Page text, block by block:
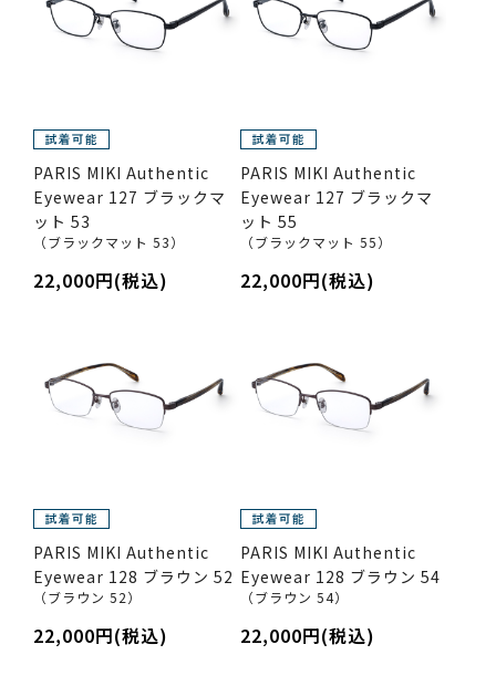
PARIS MIKI Authentic
Eyewear 127 ブラックマ
ット 53
（ブラックマット 53）
22,000円(税込)
PARIS MIKI Authentic
Eyewear 127 ブラックマ
ット 55
（ブラックマット 55）
22,000円(税込)
PARIS MIKI Authentic
Eyewear 128 ブラウン 52
（ブラウン 52）
22,000円(税込)
PARIS MIKI Authentic
Eyewear 128 ブラウン 54
（ブラウン 54）
22,000円(税込)